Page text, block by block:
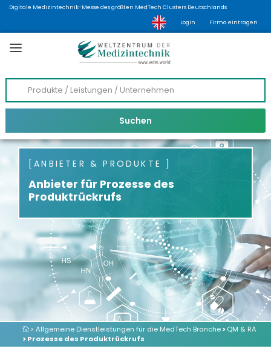
Digitale Medizintechnik-Messe des größten MedTech Clusters Deutschlands
Login Firma eintragen
ANBIETER & PRODUKTE
Anbieter für Prozesse des
Produktrückrufs
> Allgemeine Dienstleistungen für die MedTech Branche>QM & RA
> Prozesse des Produktrückrufs